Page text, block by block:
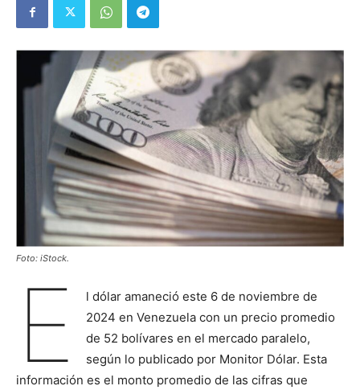
Foto: iStock.
E
l dólar amaneció este 6 de noviembre de
2024 en Venezuela con un precio promedio
de 52 bolívares en el mercado paralelo,
según lo publicado por Monitor Dólar. Esta
información es el monto promedio de las cifras que